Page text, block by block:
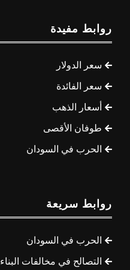
روابط مفيدة
سعر الدولار
سعر الفائدة
أسعار الذهب
طوفان الأقصى
الحرب في السودان
روابط سريعة
الحرب في السودان
التصالح في مخالفات البناء